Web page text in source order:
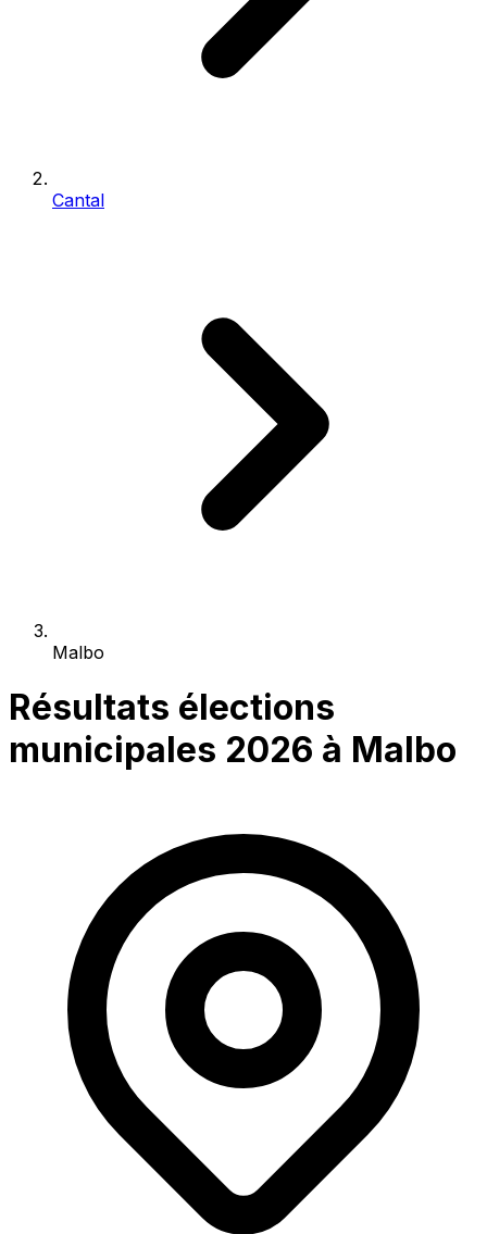
Cantal
Malbo
Résultats élections
municipales 2026 à Malbo